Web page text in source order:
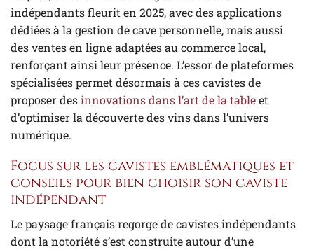
indépendants fleurit en 2025, avec des applications
dédiées à la gestion de cave personnelle, mais aussi
des ventes en ligne adaptées au commerce local,
renforçant ainsi leur présence. L’essor de plateformes
spécialisées permet désormais à ces cavistes de
proposer desinnovations dans l’art de la tableet
d’optimiser la découverte des vins dans l’univers
numérique.
Focus sur les cavistes emblématiques et
conseils pour bien choisir son caviste
indépendant
Le paysage français regorge de cavistes indépendants
dont la notoriété s’est construite autour d’une